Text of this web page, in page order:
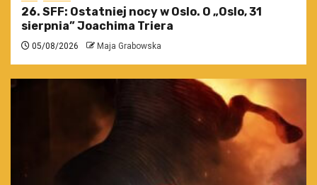
26. SFF: Ostatniej nocy w Oslo. O „Oslo, 31
sierpnia” Joachima Triera
05/08/2026 Maja Grabowska